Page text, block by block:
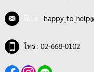
โทร : 02-668-0102